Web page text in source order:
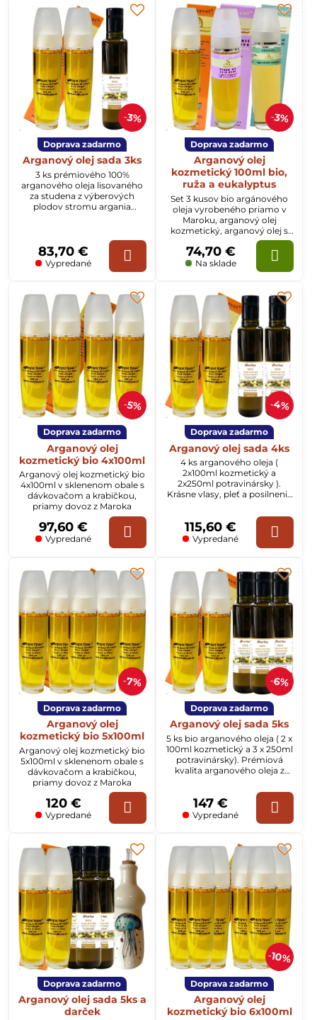
3%
Doprava zadarmo
Arganový olej sada 3ks
3 ks prémiového 100%
arganového oleja lisovaného
za studena z výberových
plodov stromu argania
Vypredané
83,70 €
3%
Doprava zadarmo
Arganový olej
kozmetický 100ml bio,
ruža a eukalyptus
Set 3 kusov bio argánového
oleja vyrobeného priamo v
Maroku, arganový olej
kozmetický, arganový olej s
ružou a arganový olej s
eukalyptovým olejom. Krásna
pleť a zdravé vlasy s
argánovým olejom.
Na sklade
74,70 €
5%
Doprava zadarmo
Arganový olej
kozmetický bio 4x100ml
Arganový olej kozmetický bio
4x100ml v sklenenom obale s
dávkovačom a krabičkou,
priamy dovoz z Maroka
Vypredané
97,60 €
4%
Doprava zadarmo
Arganový olej sada 4ks
4 ks arganového oleja (
2x100ml kozmetický a
2x250ml potravinársky ).
Krásne vlasy, pleť a posilnenie
argánovým olejom.
Vypredané
115,60 €
7%
Doprava zadarmo
Arganový olej
kozmetický bio 5x100ml
Arganový olej kozmetický bio
5x100ml v sklenenom obale s
dávkovačom a krabičkou,
priamy dovoz z Maroka
Vypredané
120 €
6%
Doprava zadarmo
Arganový olej sada 5ks
5 ks bio arganového oleja ( 2 x
100ml kozmetický a 3 x 250ml
potravinársky). Prémiová
kvalita arganového oleja z
argania spinosa.
Vypredané
147 €
Doprava zadarmo
Arganový olej sada 5ks a
darček
10%
Doprava zadarmo
Arganový olej
kozmetický bio 6x100ml